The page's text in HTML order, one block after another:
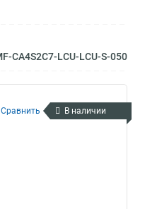
CA4S2C7-LCU-LCU-S-050
Сравнить В наличии